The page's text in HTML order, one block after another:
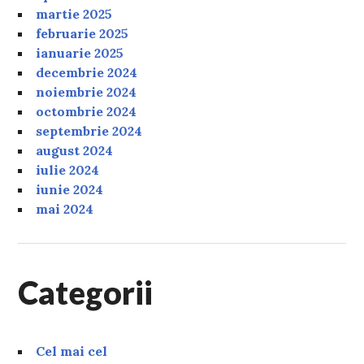
martie 2025
februarie 2025
ianuarie 2025
decembrie 2024
noiembrie 2024
octombrie 2024
septembrie 2024
august 2024
iulie 2024
iunie 2024
mai 2024
Categorii
Cel mai cel